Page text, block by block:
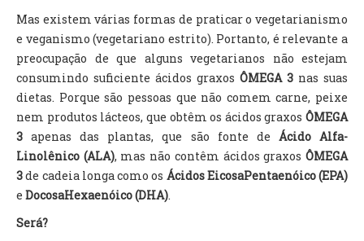
Mas existem várias formas de praticar o vegetarianismo
e veganismo (vegetariano estrito). Portanto, é relevante a
preocupação de que alguns vegetarianos não estejam
consumindo suficiente ácidos graxos ÔMEGA 3 nas suas
dietas. Porque são pessoas que não comem carne, peixe
nem produtos lácteos, que obtêm os ácidos graxos ÔMEGA
3 apenas das plantas, que são fonte de Ácido Alfa-
Linolênico (ALA), mas não contêm ácidos graxosÔMEGA
3de cadeia longa como os ÁcidosEicosaPentaenóico (EPA)
e DocosaHexaenóico (DHA).
Será?